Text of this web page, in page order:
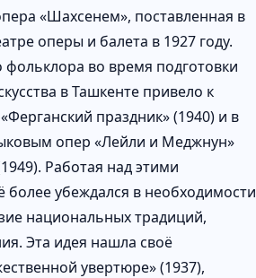
«Шахсенем», поставленная в
оперы и балета в 1927 году.
фольклора во время подготовки
в Ташкенте привело к
праздник» (1940) и в
опер «Лейли и Меджнун»
Работая над этими
более убеждался в необходимости
национальных традиций,
Эта идея нашла своё
увертюре» (1937),